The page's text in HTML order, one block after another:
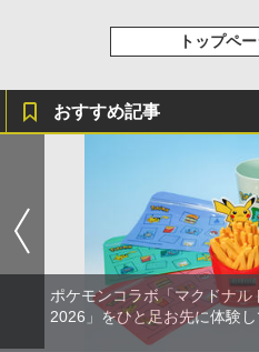
トップペ
おすすめ記事
ポケモンコラボ「マクドナ
2026」をひと足お先に体験